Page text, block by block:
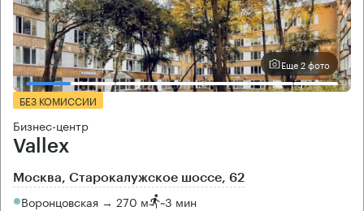
Еще 2 фото
БЕЗ КОМИССИИ
Бизнес-центр
Vallex
Москва, Старокалужское шоссе, 62
Воронцовская → 270 м ~3 мин